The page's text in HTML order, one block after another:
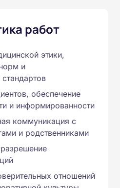
работ
этики,
и
обеспечение
и информированности
коммуникация с
и родственниками
отношений